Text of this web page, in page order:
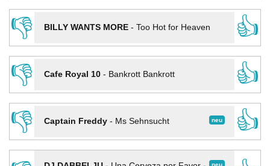
👎
BILLY WANTS MORE- Too Hot for Heaven
👍
👎
Cafe Royal 10- Bankrott Bankrott
👍
👎
neu
Captain Freddy- Ms Sehnsucht
👍
neu